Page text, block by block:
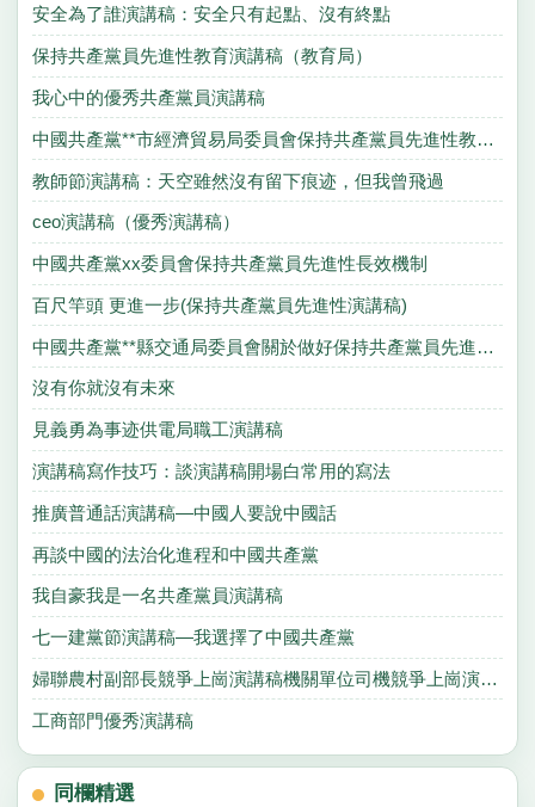
安全為了誰演講稿：安全只有起點、沒有終點
保持共產黨員先進性教育演講稿（教育局）
我心中的優秀共產黨員演講稿
中國共產黨**市經濟貿易局委員會保持共產黨員先進性教育活動的實施方案
教師節演講稿：天空雖然沒有留下痕迹，但我曾飛過
ceo演講稿（優秀演講稿）
中國共產黨xx委員會保持共產黨員先進性長效機制
百尺竿頭 更進一步(保持共產黨員先進性演講稿)
中國共產黨**縣交通局委員會關於做好保持共產黨員先進性教育活動整改提高階段工作的實施方案
沒有你就沒有未來
見義勇為事迹供電局職工演講稿
演講稿寫作技巧：談演講稿開場白常用的寫法
推廣普通話演講稿—中國人要說中國話
再談中國的法治化進程和中國共產黨
我自豪我是一名共產黨員演講稿
七一建黨節演講稿—我選擇了中國共產黨
婦聯農村副部長競爭上崗演講稿機關單位司機競爭上崗演講稿
工商部門優秀演講稿
同欄精選